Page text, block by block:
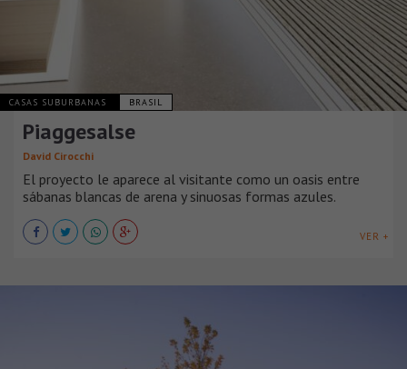
CASAS SUBURBANAS BRASIL
Piaggesalse
David Cirocchi
El proyecto le aparece al visitante como un oasis entre
sábanas blancas de arena y sinuosas formas azules.
VER +